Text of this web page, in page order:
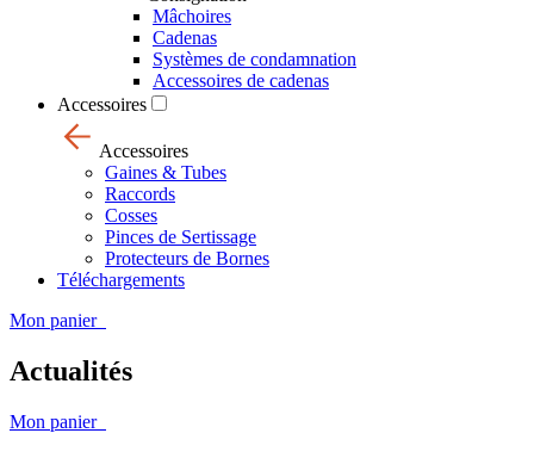
Mâchoires
Cadenas
Systèmes de condamnation
Accessoires de cadenas
Accessoires
Accessoires
Gaines & Tubes
Raccords
Cosses
Pinces de Sertissage
Protecteurs de Bornes
Téléchargements
Mon panier
Actualités
Mon panier